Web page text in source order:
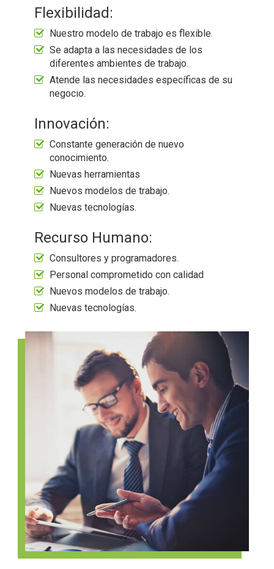
Flexibilidad:
Nuestro modelo de trabajo es flexible.
Se adapta a las necesidades de los
diferentes ambientes de trabajo.
Atende las necesidades específicas de su
negocio.
Innovación:
Constante generación de nuevo
conocimiento.
Nuevas herramientas
Nuevos modelos de trabajo.
Nuevas tecnologías.
Recurso Humano:
Consultores y programadores.
Personal comprometido con calidad
Nuevos modelos de trabajo.
Nuevas tecnologías.